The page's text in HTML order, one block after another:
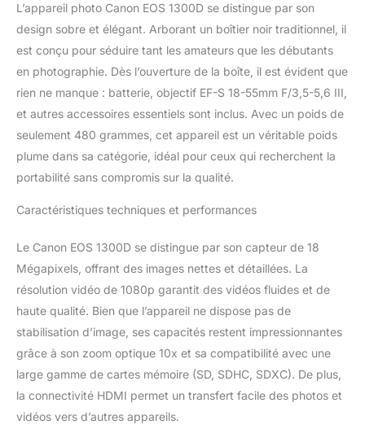
montage de vos
séquences à l’aide du
mode Instantané vidéo
avec le mode Scène
intelligente auto et
exploitez les filtres
créatifs, le viseur optique
et l’autofocus rapide
avec une prise de vue à
3im./s
L’appareil photo Canon EOS 1300D se distingue par son
design sobre et élégant. Arborant un boîtier noir traditionnel, il
est conçu pour séduire tant les amateurs que les débutants
en photographie. Dès l’ouverture de la boîte, il est évident que
rien ne manque : batterie, objectif EF-S 18-55mm F/3,5-5,6 III,
et autres accessoires essentiels sont inclus. Avec un poids de
seulement 480 grammes, cet appareil est un véritable poids
plume dans sa catégorie, idéal pour ceux qui recherchent la
portabilité sans compromis sur la qualité.
Caractéristiques techniques et performances
Le Canon EOS 1300D se distingue par son capteur de 18
Mégapixels, offrant des images nettes et détaillées. La
résolution vidéo de 1080p garantit des vidéos fluides et de
haute qualité. Bien que l’appareil ne dispose pas de
stabilisation d’image, ses capacités restent impressionnantes
grâce à son zoom optique 10x et sa compatibilité avec une
large gamme de cartes mémoire (SD, SDHC, SDXC). De plus,
la connectivité HDMI permet un transfert facile des photos et
vidéos vers d’autres appareils.